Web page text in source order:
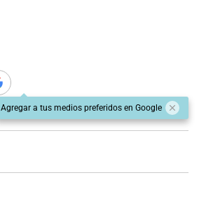
Agregar a tus medios preferidos en Google